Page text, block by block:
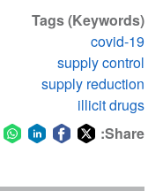
Tags (Keywords)
covid-19
supply control
supply reduction
illicit drugs
Share: